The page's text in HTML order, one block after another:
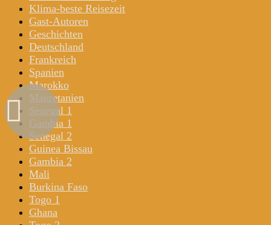
Klima-beste Reisezeit
Gast-Autoren
Geschichten
Deutschland
Frankreich
Spanien
Marokko
Mauretanien
Senegal 1
Gambia 1
Senegal 2
Guinea Bissau
Gambia 2
Mali
Burkina Faso
Togo 1
Ghana